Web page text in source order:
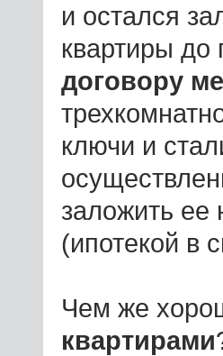
и остался
квартиры до
договору
ключи и
заложить ее
(ипотекой в
Чем же
квартирами